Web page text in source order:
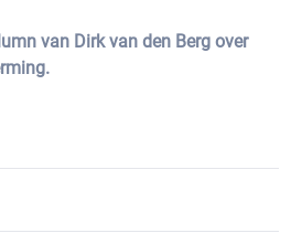
van Dirk van den Berg over